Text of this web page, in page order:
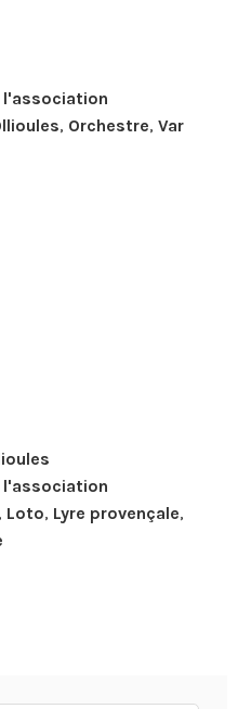
, Orchestre,Var
, Loto, Lyre provençale,